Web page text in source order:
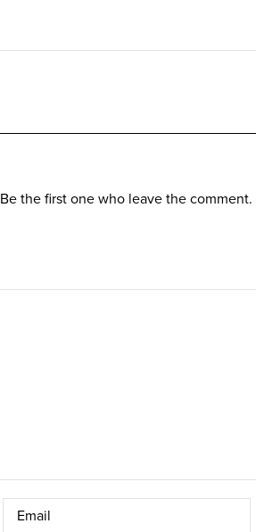
Be the first one who leave the comment.